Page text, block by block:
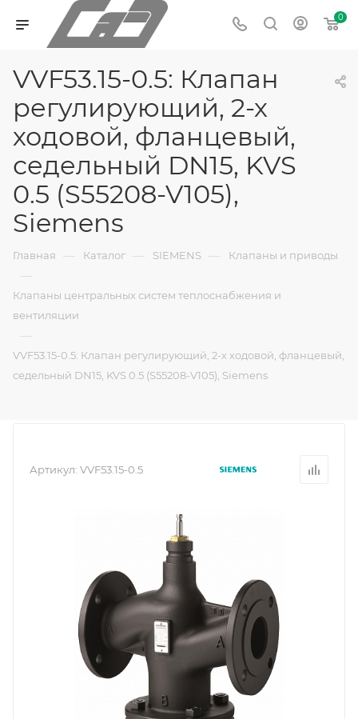
0
VVF53.15-0.5: Клапан
регулирующий, 2-х
ходовой, фланцевый,
седельный DN15, KVS
0.5 (S55208-V105),
Siemens
Главная — Каталог — SIEMENS — Клапаны и приводы
—
Клапаны центральных систем теплоснабжения и
вентиляции
—
VVF53.15-0.5: Клапан регулирующий, 2-х ходовой, фланцевый,
седельный DN15, KVS 0.5 (S55208-V105), Siemens
Артикул: VVF53.15-0.5